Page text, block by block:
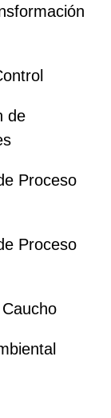
de
Proceso
Proceso